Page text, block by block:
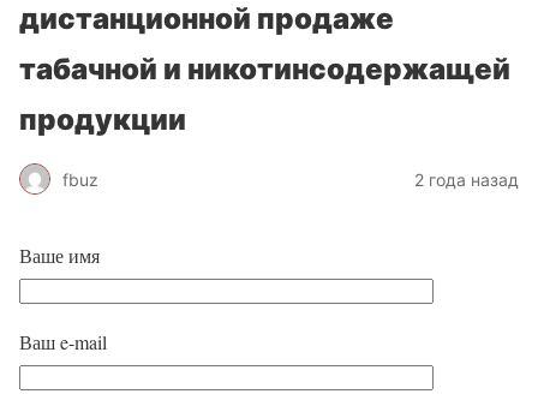
дистанционной продаже
табачной и никотинсодержащей
продукции
fbuz 2 года назад
Ваше имя
Ваш e-mail